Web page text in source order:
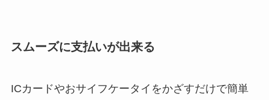
スムーズに支払いが出来る
ICカードやおサイフケータイをかざすだけで簡単